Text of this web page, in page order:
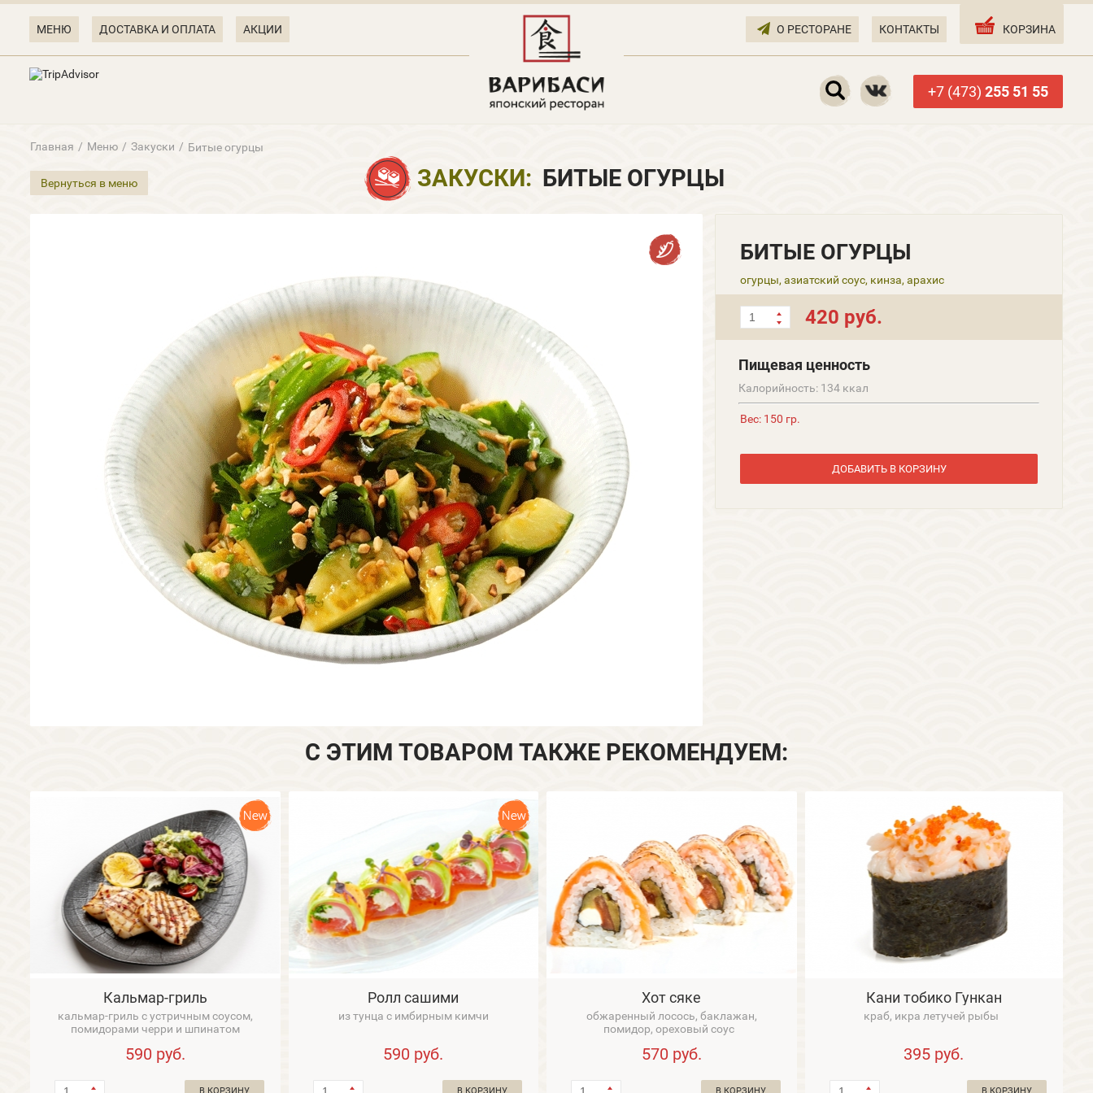
МЕНЮ ДОСТАВКА И ОПЛАТА АКЦИИ О РЕСТОРАНЕ КОНТАКТЫ КОРЗИНА
+7 (473) 255 51 55
Главная / Меню / Закуски / Битые огурцы
Вернуться в меню ЗАКУСКИ: БИТЫЕ ОГУРЦЫ
БИТЫЕ ОГУРЦЫ
огурцы, азиатский соус, кинза, арахис
420 руб.
Пищевая ценность
Калорийность: 134 ккал
Вес: 150 гр.
ДОБАВИТЬ В КОРЗИНУ
С ЭТИМ ТОВАРОМ ТАКЖЕ РЕКОМЕНДУЕМ:
Кальмар-гриль
кальмар-гриль с устричным соусом,
помидорами черри и шпинатом
590 руб.
Ролл сашими
из тунца с имбирным кимчи
590 руб.
Хот сяке
обжаренный лосось, баклажан,
помидор, ореховый соус
570 руб.
Кани тобико Гункан
краб, икра летучей рыбы
395 руб.